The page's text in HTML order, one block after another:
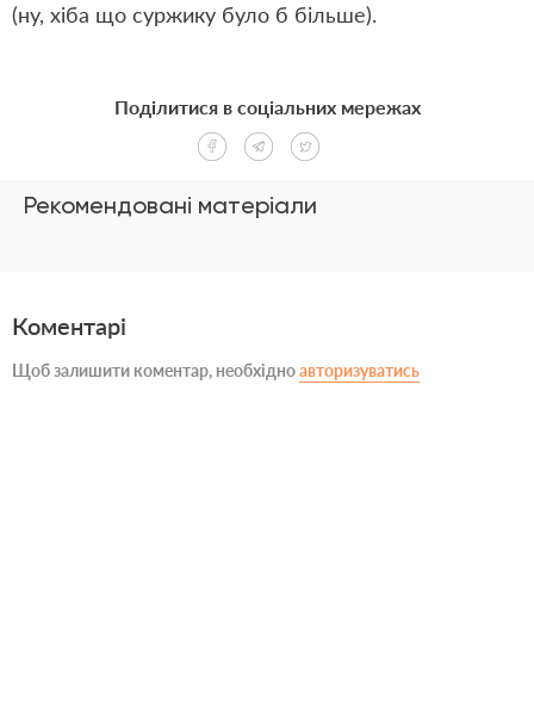
(ну, хіба що суржику було б більше).
Рекомендовані матеріали
Поділитися в соціальних мережах
Коментарі
Щоб залишити коментар, необхідноавторизуватись